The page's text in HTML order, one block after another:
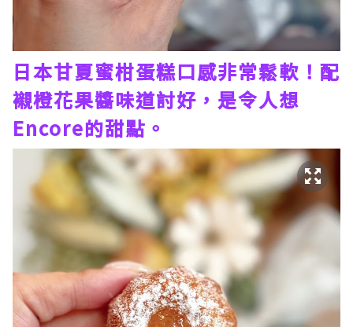
日本甘夏蜜柑蛋糕口感非常鬆軟！配
襯橙花果醬味道討好，是令人想
Encore的甜點。